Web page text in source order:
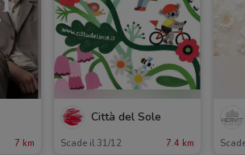
7 km
Città del Sole
Scade il 31/12 7.4 km